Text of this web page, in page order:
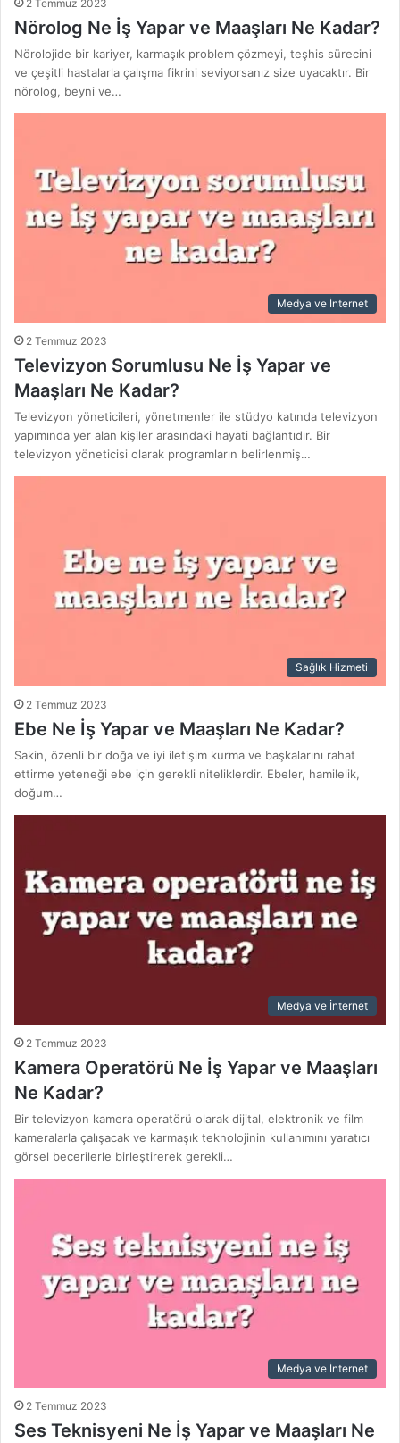
2 Temmuz 2023
Nörolog Ne İş Yapar ve Maaşları Ne Kadar?
Nörolojide bir kariyer, karmaşık problem çözmeyi, teşhis sürecini
ve çeşitli hastalarla çalışma fikrini seviyorsanız size uyacaktır. Bir
nörolog, beyni ve…
Medya ve İnternet
2 Temmuz 2023
Televizyon Sorumlusu Ne İş Yapar ve
Maaşları Ne Kadar?
Televizyon yöneticileri, yönetmenler ile stüdyo katında televizyon
yapımında yer alan kişiler arasındaki hayati bağlantıdır. Bir
televizyon yöneticisi olarak programların belirlenmiş…
Sağlık Hizmeti
2 Temmuz 2023
Ebe Ne İş Yapar ve Maaşları Ne Kadar?
Sakin, özenli bir doğa ve iyi iletişim kurma ve başkalarını rahat
ettirme yeteneği ebe için gerekli niteliklerdir. Ebeler, hamilelik,
doğum…
Medya ve İnternet
2 Temmuz 2023
Kamera Operatörü Ne İş Yapar ve Maaşları
Ne Kadar?
Bir televizyon kamera operatörü olarak dijital, elektronik ve film
kameralarla çalışacak ve karmaşık teknolojinin kullanımını yaratıcı
görsel becerilerle birleştirerek gerekli…
Medya ve İnternet
2 Temmuz 2023
Ses Teknisyeni Ne İş Yapar ve Maaşları Ne